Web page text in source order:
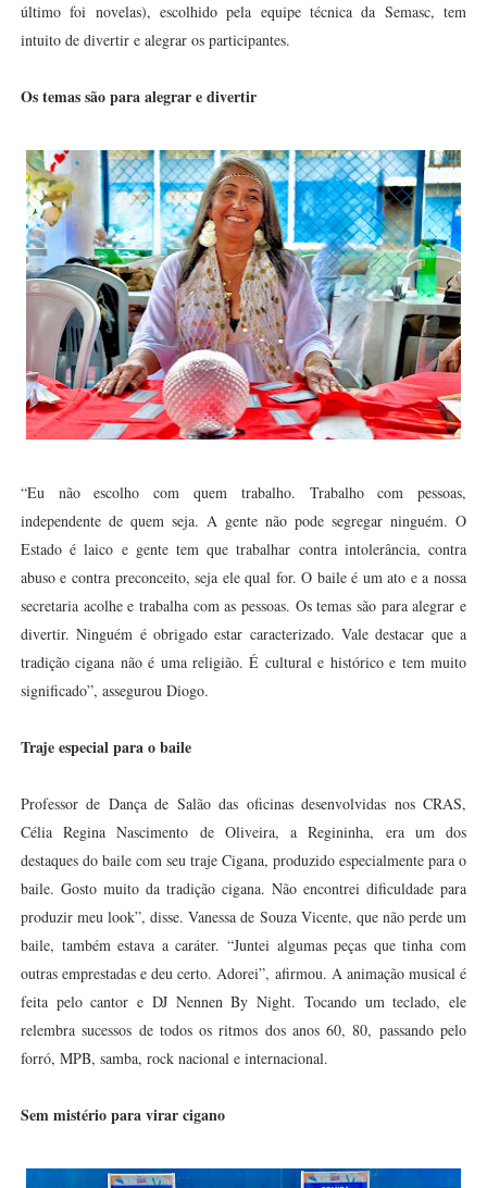
último foi novelas), escolhido pela equipe técnica da Semasc, tem
intuito de divertir e alegrar os participantes.
Os temas são para alegrar e divertir
“Eu não escolho com quem trabalho. Trabalho com pessoas,
independente de quem seja. A gente não pode segregar ninguém. O
Estado é laico e gente tem que trabalhar contra intolerância, contra
abuso e contra preconceito, seja ele qual for. O baile é um ato e a nossa
secretaria acolhe e trabalha com as pessoas. Os temas são para alegrar e
divertir. Ninguém é obrigado estar caracterizado. Vale destacar que a
tradição cigana não é uma religião. É cultural e histórico e tem muito
significado”, assegurou Diogo.
Traje especial para o baile
Professor de Dança de Salão das oficinas desenvolvidas nos CRAS,
Célia Regina Nascimento de Oliveira, a Regininha, era um dos
destaques do baile com seu traje Cigana, produzido especialmente para o
baile. Gosto muito da tradição cigana. Não encontrei dificuldade para
produzir meu look”, disse. Vanessa de Souza Vicente, que não perde um
baile, também estava a caráter. “Juntei algumas peças que tinha com
outras emprestadas e deu certo. Adorei”, afirmou. A animação musical é
feita pelo cantor e DJ Nennen By Night. Tocando um teclado, ele
relembra sucessos de todos os ritmos dos anos 60, 80, passando pelo
forró, MPB, samba, rock nacional e internacional.
Sem mistério para virar cigano